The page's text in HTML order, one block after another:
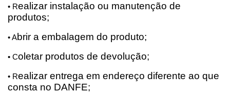
• Realizar instalação ou manutenção de
produtos;
• Abrir a embalagem do produto;
• Coletar produtos de devolução;
• Realizar entrega em endereço diferente ao que
consta no DANFE;